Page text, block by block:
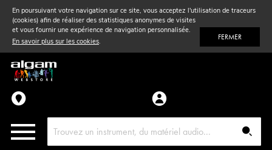
En poursuivant votre navigation sur ce site, vous acceptez l'utilisation de traceurs
(cookies) afin de réaliser des statistiques anonymes de visites
et vous fournir une expérience de navigation personnalisée.
En savoir plus sur les cookies. FERMER
Vent& Violon
Accessoires
Pièces détachées